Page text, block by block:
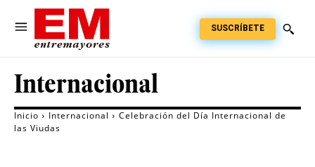
SUSCRÍBETE
Internacional
Inicio Internacional
Celebración del Día Internacional de
las Viudas